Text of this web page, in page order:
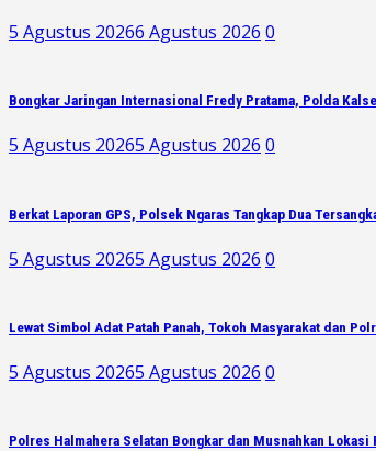
5 Agustus 20266 Agustus 2026 0
Bongkar Jaringan Internasional Fredy Pratama, Polda
5 Agustus 20265 Agustus 2026 0
Berkat Laporan GPS, Polsek Ngaras Tangkap Dua
5 Agustus 20265 Agustus 2026 0
Lewat Simbol Adat Patah Panah, Tokoh Masyarakat dan
5 Agustus 20265 Agustus 2026 0
Polres Halmahera Selatan Bongkar dan Musnahkan